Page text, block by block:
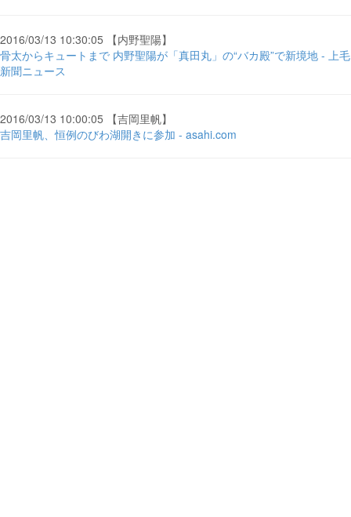
2016/03/13 10:30:05 【内野聖陽】
骨太からキュートまで 内野聖陽が「真田丸」の“バカ殿”で新境地 - 上毛
新聞ニュース
2016/03/13 10:00:05 【吉岡里帆】
吉岡里帆、恒例のびわ湖開きに参加 - asahi.com